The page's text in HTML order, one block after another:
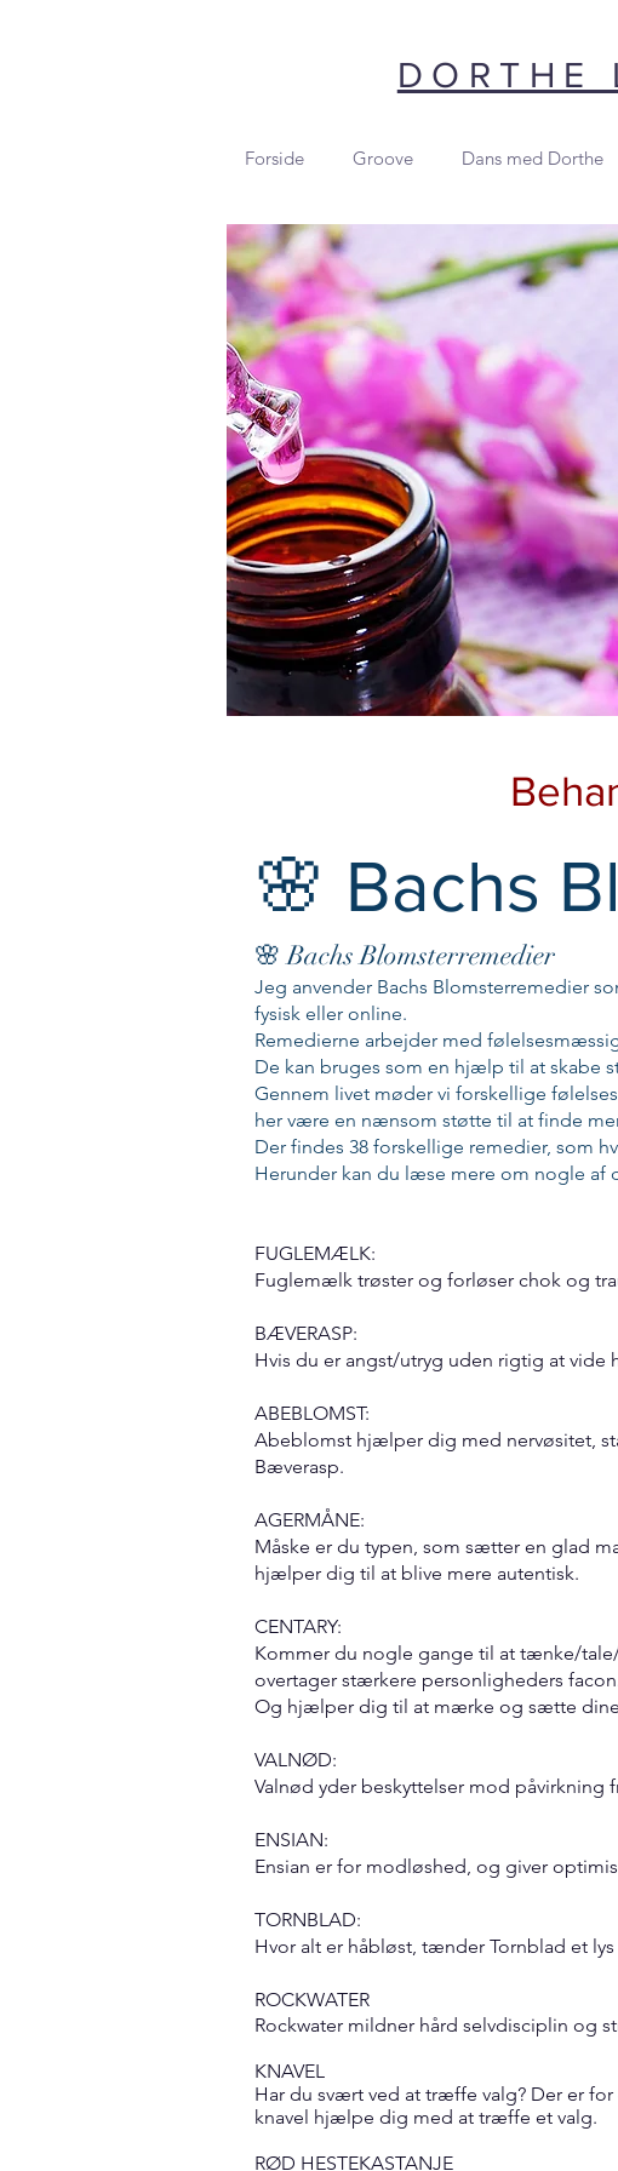
🌸 Bachs
🌸 Bachs Blomsterremedier
Jeg anvender Bachs Blomsterremedier
fysisk eller online.
Remedierne arbejder med
De kan bruges som en hjælp til at skabe
Gennem livet møder vi forskellige
her være en nænsom støtte til at finde
Der findes 38 forskellige remedier, som
Herunder kan du læse mere om nogle af
FUGLEMÆLK:
Fuglemælk trøster og forløser chok og
BÆVERASP:
Hvis du er angst/utryg uden rigtig at
ABEBLOMST:
Abeblomst hjælper dig med nervøsitet,
Bæverasp.
AGERMÅNE:
Måske er du typen, som sætter en glad
hjælper dig til at blive mere autentisk.
CENTARY:
Kommer du nogle gange til at tænke/
overtager stærkere personligheders
Og hjælper dig til at mærke og sætte
VALNØD:
Valnød yder beskyttelser mod påvirkning
ENSIAN:
Ensian er for modløshed, og giver
TORNBLAD:
Hvor alt er håbløst, tænder Tornblad et
ROCKWATER
Rockwater mildner hård selvdisciplin og
KNAVEL
Har du svært ved at træffe valg? Der er
knavel hjælpe dig med at træffe et valg.
RØD HESTEKASTANJE
Forside Groove Dans med Dorthe
DORTHE